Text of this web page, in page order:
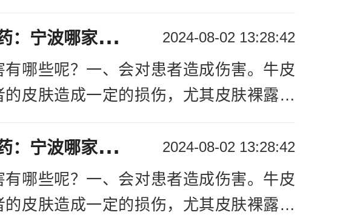
的疗法进行治疗。
差异：牛皮癣的治疗费用和患者的病情有
患者不要盲目的治疗，不然很容易导致
皮癣治疗费用的相关介绍，希望可以帮
关于牛皮癣的问题，可以咨询我们的在
详细解答。
因此，对于牛皮癣疾病，患者要尽快的
病[详情]
牛
皮癣用什么中药：宁波哪家医院能确定银屑病 2024-08-02 13:28:42
哪些呢？一、会对患者造成伤害。牛皮
皮肤造成一定的损伤，尤其皮肤裸露部
因此，对于牛皮癣疾病，患者要尽快的
病[详情]
牛
皮癣用什么中药：宁波哪家医院能确定银屑病 2024-08-02 13:28:42
哪些呢？一、会对患者造成伤害。牛皮
皮肤造成一定的损伤，尤其皮肤裸露部